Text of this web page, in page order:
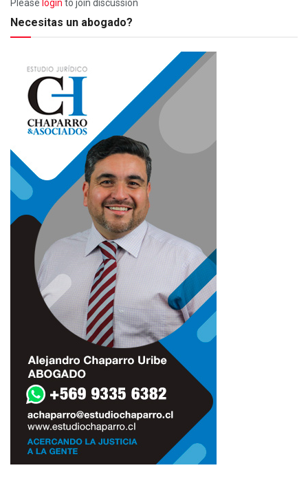
Please login to join discussion
Necesitas un abogado?